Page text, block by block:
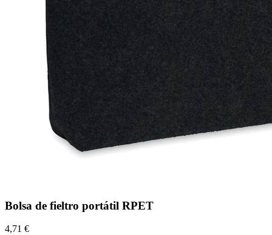
Bolsa de fieltro portátil RPET
4,71 €